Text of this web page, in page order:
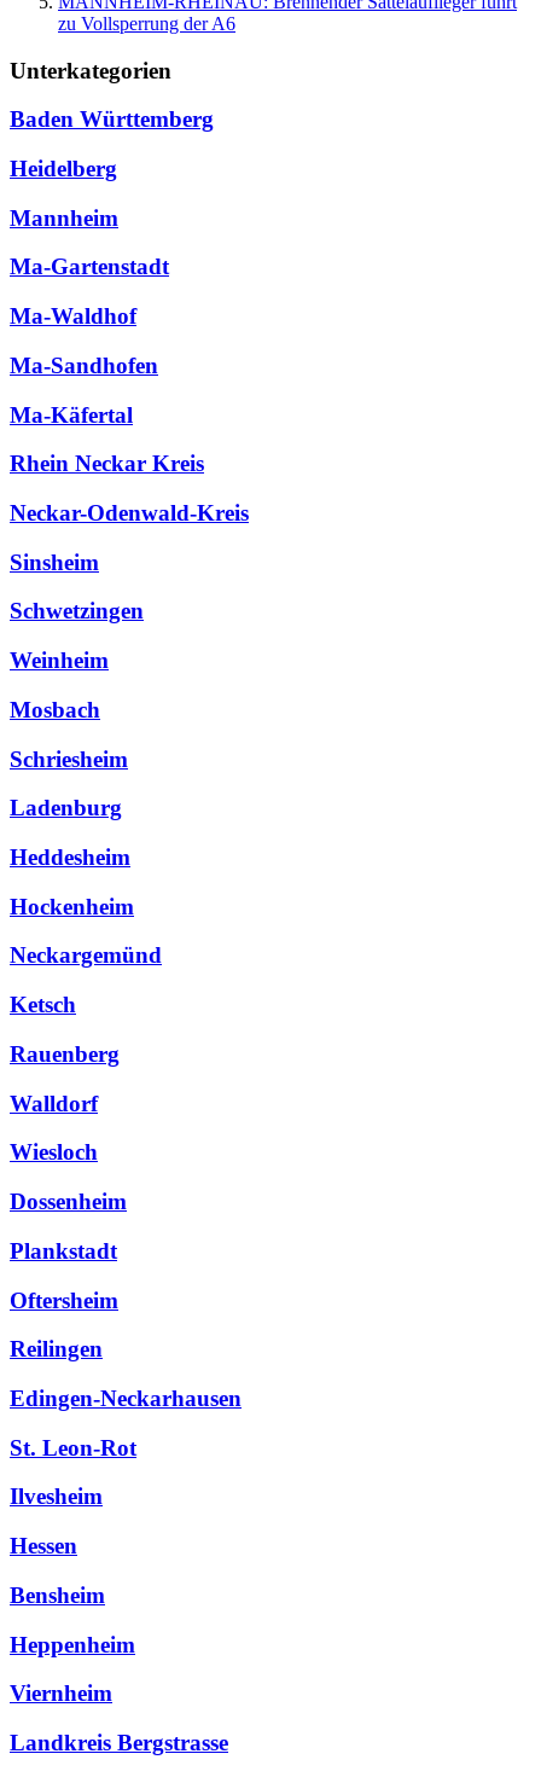
zu Vollsperrung der A6
Unterkategorien
Baden Württemberg
Heidelberg
Mannheim
Ma-Gartenstadt
Ma-Waldhof
Ma-Sandhofen
Ma-Käfertal
Rhein Neckar Kreis
Neckar-Odenwald-Kreis
Sinsheim
Schwetzingen
Weinheim
Mosbach
Schriesheim
Ladenburg
Heddesheim
Hockenheim
Neckargemünd
Ketsch
Rauenberg
Walldorf
Wiesloch
Dossenheim
Plankstadt
Oftersheim
Reilingen
Edingen-Neckarhausen
St. Leon-Rot
Ilvesheim
Hessen
Bensheim
Heppenheim
Viernheim
Landkreis Bergstrasse